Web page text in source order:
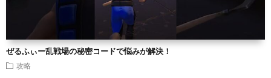
ぜるふぃー乱戦場の秘密コードで悩みが解決！
攻略